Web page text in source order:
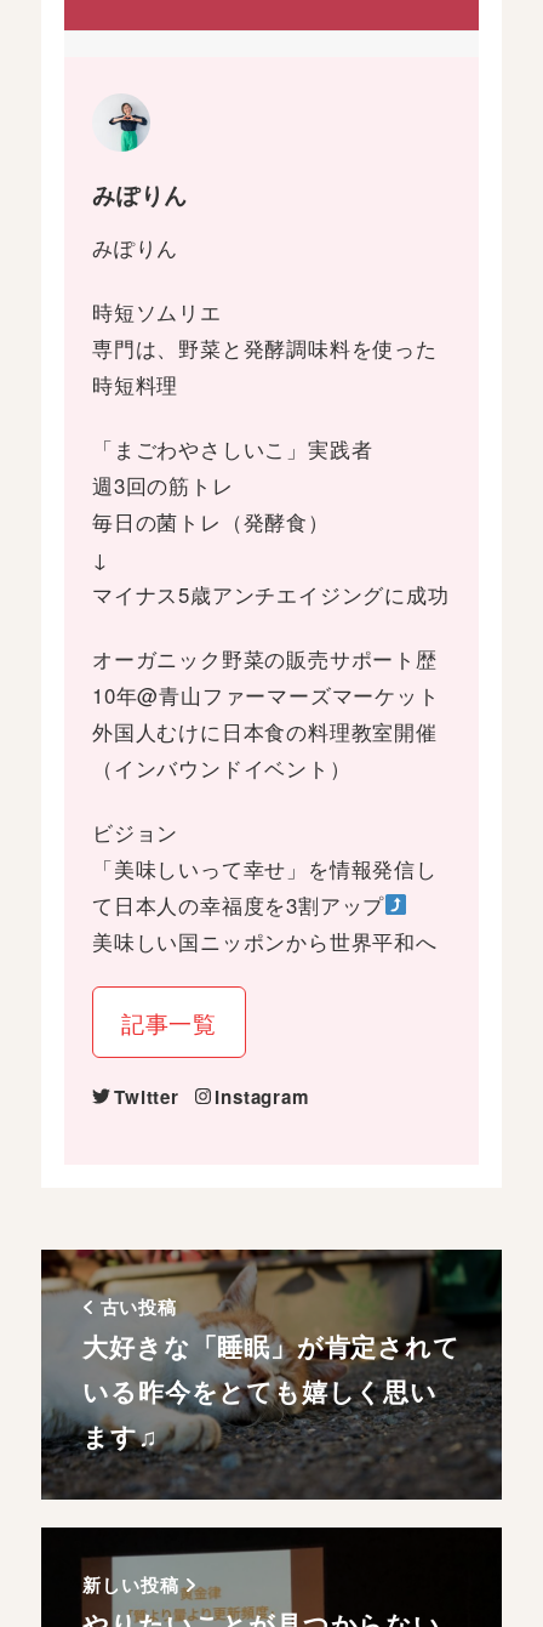
みぽりん
みぽりん
時短ソムリエ
専門は、野菜と発酵調味料を使った
時短料理
「まごわやさしいこ」実践者
週3回の筋トレ
毎日の菌トレ（発酵食）
↓
マイナス5歳アンチエイジングに成功
オーガニック野菜の販売サポート歴
10年@青山ファーマーズマーケット
外国人むけに日本食の料理教室開催
（インバウンドイベント）
ビジョン
「美味しいって幸せ」を情報発信し
て日本人の幸福度を3割アップ
美味しい国ニッポンから世界平和へ
記事一覧
Twitter Instagram
古い投稿
大好きな「睡眠」が肯定されて
いる昨今をとても嬉しく思い
ます♫
新しい投稿